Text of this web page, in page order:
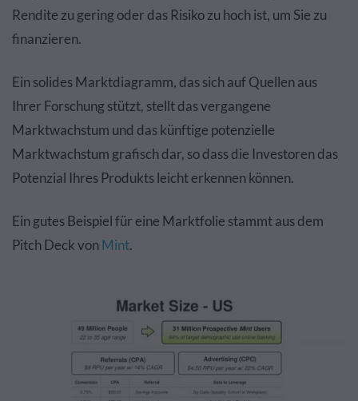
Rendite zu gering oder das Risiko zu hoch ist, um Sie zu
finanzieren.
Ein solides Marktdiagramm, das sich auf Quellen aus
Ihrer Forschung stützt, stellt das vergangene
Marktwachstum und das künftige potenzielle
Marktwachstum grafisch dar, so dass die Investoren das
Potenzial Ihres Produkts leicht erkennen können.
Ein gutes Beispiel für eine Marktfolie stammt aus dem
Pitch Deck vonMint.